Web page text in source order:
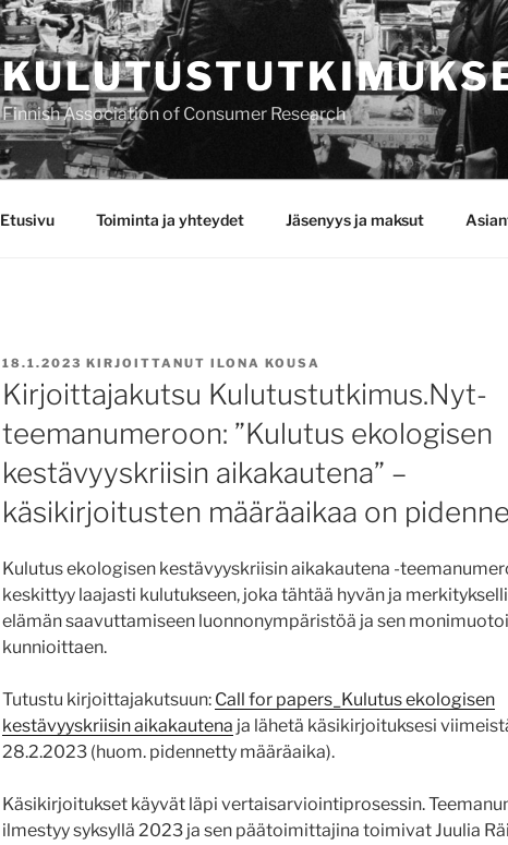
Finnish Association of Consumer Research
Etusivu Toiminta ja yhteydet Jäsenyys ja maksut
JULKAISTU
18.1.2023 KIRJOITTANUT ILONA KOUSA
Kirjoittajakutsu Kulutustutkimus.Nyt-
teemanumeroon: ”Kulutus ekologisen
kestävyyskriisin aikakautena” –
käsikirjoitusten määräaikaa on
Kulutus ekologisen kestävyyskriisin aikakautena -
keskittyy laajasti kulutukseen, joka tähtää hyvän ja
elämän saavuttamiseen luonnonympäristöä ja sen
kunnioittaen.
Tutustu kirjoittajakutsuun: Call for papers_Kulutus ekologisen
kestävyyskriisin aikakautena ja lähetä käsikirjoituksesi
28.2.2023 (huom. pidennetty määräaika).
Käsikirjoitukset käyvät läpi vertaisarviointiprosessin.
ilmestyy syksyllä 2023 ja sen päätoimittajina toimivat Juulia